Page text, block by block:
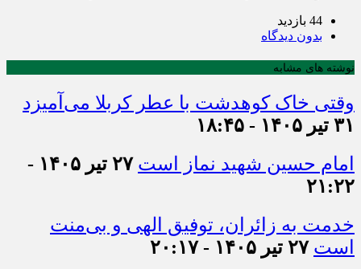
44 بازدید
بدون دیدگاه
نوشته های مشابه
وقتی خاک کوهدشت با عطر کربلا می‌آمیزد
۳۱ تیر ۱۴۰۵ - ۱۸:۴۵
امام حسین شهید نماز است
۲۷ تیر ۱۴۰۵ -
۲۱:۲۲
خدمت به زائران، توفیق الهی و بی‌منت
است ۲۷ تیر ۱۴۰۵ - ۲۰:۱۷